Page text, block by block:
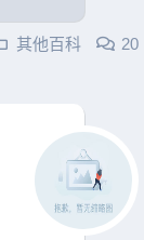
其他百科 20